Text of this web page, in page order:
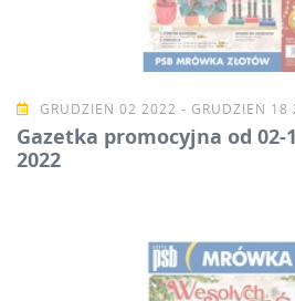
GRUDZIEŃ 02 2022 - GRUDZIEŃ 18
Gazetka promocyjna od 02-
2022